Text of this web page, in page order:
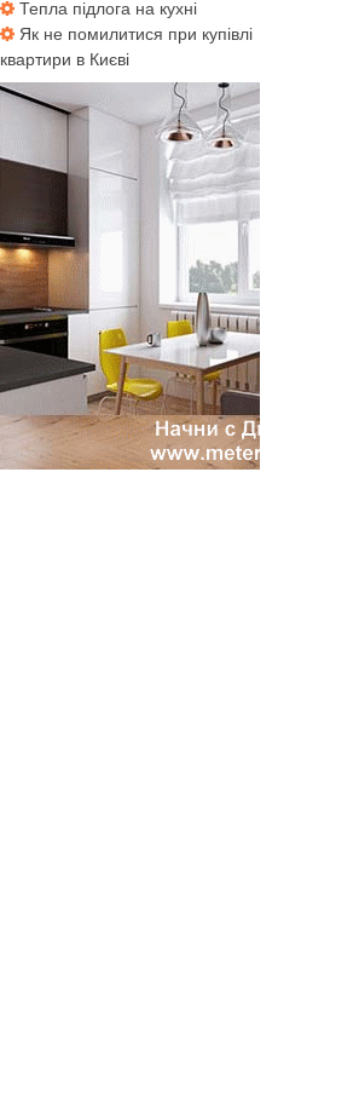
Тепла підлога на кухні
Як не помилитися при купівлі
квартири в Києві